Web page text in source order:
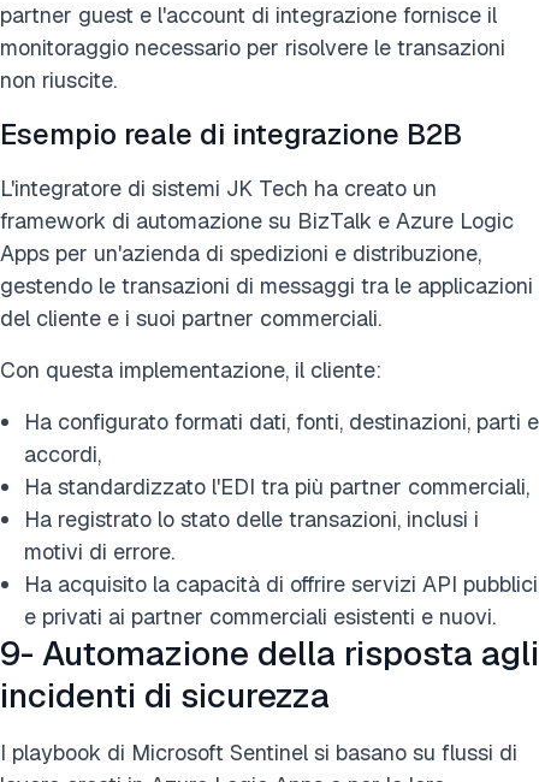
partner guest e l'account di integrazione fornisce il
monitoraggio necessario per risolvere le transazioni
non riuscite.
Esempio reale di integrazione B2B
L'integratore di sistemi JK Tech ha creato un
framework di automazione su BizTalk e Azure Logic
Apps per un'azienda di spedizioni e distribuzione,
gestendo le transazioni di messaggi tra le applicazioni
del cliente e i suoi partner commerciali.
Con questa implementazione, il cliente:
Ha configurato formati dati, fonti, destinazioni, parti e
accordi,
Ha standardizzato l'EDI tra più partner commerciali,
Ha registrato lo stato delle transazioni, inclusi i
motivi di errore.
Ha acquisito la capacità di offrire servizi API pubblici
e privati ai partner commerciali esistenti e nuovi.
9- Automazione della risposta agli
incidenti di sicurezza
I playbook di Microsoft Sentinel si basano su flussi di